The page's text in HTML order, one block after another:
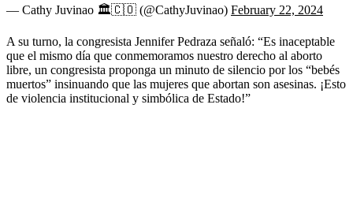
— Cathy Juvinao 🏛🇨🇴 (@CathyJuvinao) February 22, 2024
A su turno, la congresista Jennifer Pedraza señaló: “Es inaceptable
que el mismo día que conmemoramos nuestro derecho al aborto
libre, un congresista proponga un minuto de silencio por los “bebés
muertos” insinuando que las mujeres que abortan son asesinas. ¡Esto
de violencia institucional y simbólica de Estado!”